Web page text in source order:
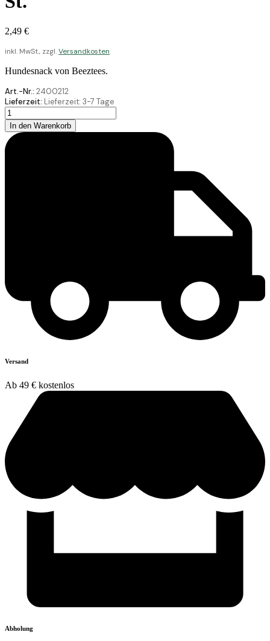
2,49 €
inkl. MwSt., zzgl.Versandkosten
Hundesnack von Beeztees.
Art.-Nr.: 2400212
Lieferzeit: Lieferzeit: 3-7 Tage
Beeztees
Hundesnack
Weihnachtsdonut
Display
In den Warenkorb
Versand
Ab 49 € kostenlos
Abholung